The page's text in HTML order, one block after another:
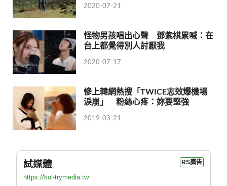
2020-07-21
怪物男孩唱出心聲 鄧紫棋累喊：在
台上都覺得別人討厭我
2020-07-17
慘上韓網熱搜「TWICE志效爆機場
淚崩」 粉絲心疼：妳要堅強
2019-03-21
試媒體 RS廣告
https://kol-trymedia.tw